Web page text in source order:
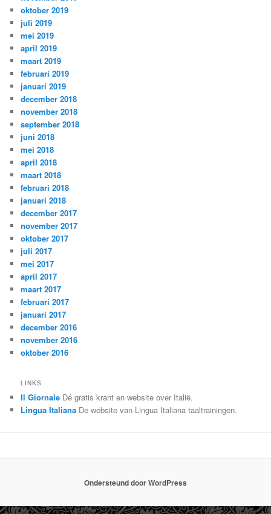
oktober 2019
juli 2019
mei 2019
april 2019
maart 2019
februari 2019
januari 2019
december 2018
november 2018
september 2018
juni 2018
mei 2018
april 2018
maart 2018
februari 2018
januari 2018
december 2017
november 2017
oktober 2017
juli 2017
mei 2017
april 2017
maart 2017
februari 2017
januari 2017
december 2016
november 2016
oktober 2016
LINKS
Il Giornale Dé gratis krant en website over Italië.
Lingua Italiana De website van Lingua Italiana taaltrainingen.
Ondersteund door WordPress